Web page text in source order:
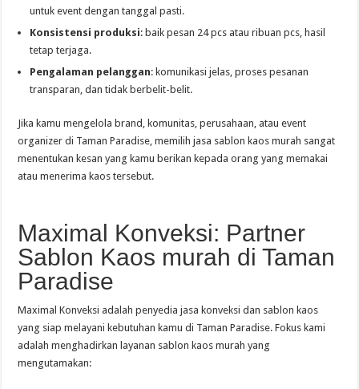
untuk event dengan tanggal pasti.
Konsistensi produksi: baik pesan 24 pcs atau ribuan pcs, hasil
tetap terjaga.
Pengalaman pelanggan: komunikasi jelas, proses pesanan
transparan, dan tidak berbelit-belit.
Jika kamu mengelola brand, komunitas, perusahaan, atau event
organizer di Taman Paradise, memilih jasa sablon kaos murah sangat
menentukan kesan yang kamu berikan kepada orang yang memakai
atau menerima kaos tersebut.
Maximal Konveksi: Partner
Sablon Kaos murah di Taman
Paradise
Maximal Konveksi adalah penyedia jasa konveksi dan sablon kaos
yang siap melayani kebutuhan kamu di Taman Paradise. Fokus kami
adalah menghadirkan layanan sablon kaos murah yang
mengutamakan: